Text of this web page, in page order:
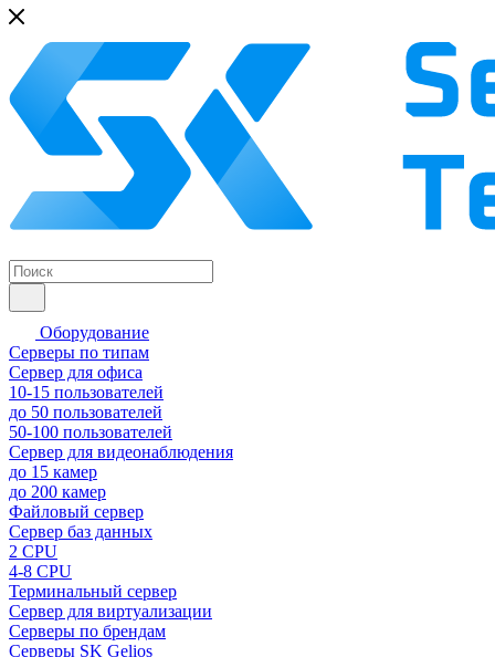
Оборудование
Серверы по типам
Сервер для офиса
10-15 пользователей
до 50 пользователей
50-100 пользователей
Сервер для видеонаблюдения
до 15 камер
до 200 камер
Файловый сервер
Сервер баз данных
2 CPU
4-8 CPU
Терминальный сервер
Сервер для виртуализации
Серверы по брендам
Серверы SK Gelios